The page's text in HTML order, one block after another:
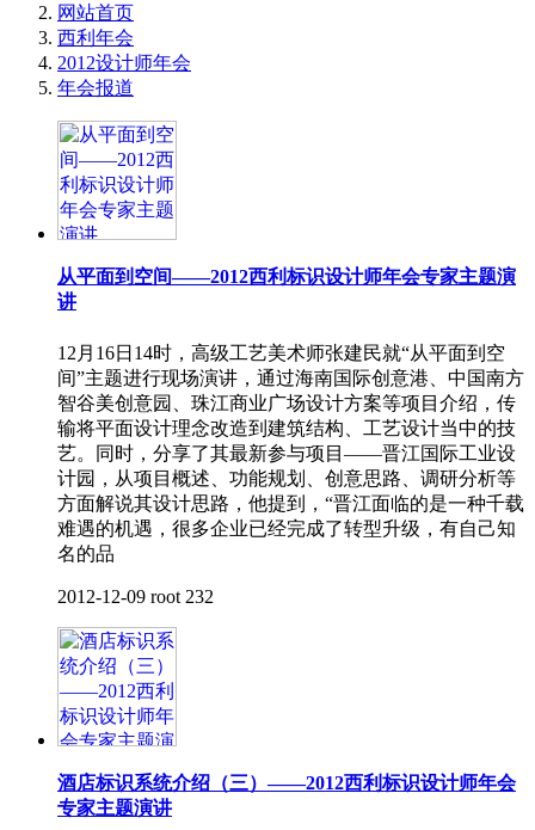
网站首页
西利年会
2012设计师年会
年会报道
从平面到空间——2012西利标识设计师年会专家主题演
讲
12月16日14时，高级工艺美术师张建民就“从平面到空
间”主题进行现场演讲，通过海南国际创意港、中国南方
智谷美创意园、珠江商业广场设计方案等项目介绍，传
输将平面设计理念改造到建筑结构、工艺设计当中的技
艺。同时，分享了其最新参与项目——晋江国际工业设
计园，从项目概述、功能规划、创意思路、调研分析等
方面解说其设计思路，他提到，“晋江面临的是一种千载
难遇的机遇，很多企业已经完成了转型升级，有自己知
名的品
2012-12-09 root 232
酒店标识系统介绍（三）——2012西利标识设计师年会
专家主题演讲